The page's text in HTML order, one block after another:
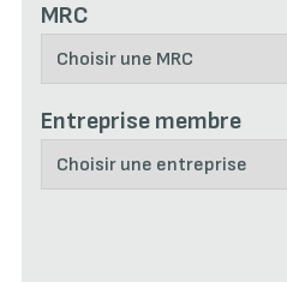
MRC
Entreprise membre